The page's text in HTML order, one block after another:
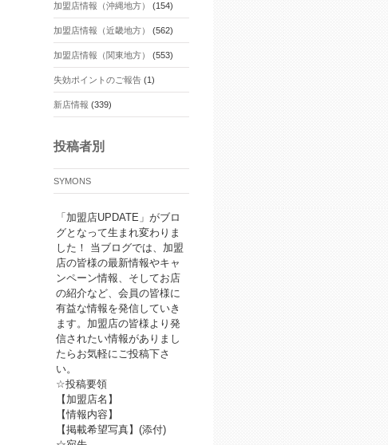
加盟店情報（沖縄地方） (154)
加盟店情報（近畿地方） (562)
加盟店情報（関東地方） (553)
失効ポイントのご報告(1)
新店情報 (339)
投稿者別
SYMONS
「加盟店UPDATE」がブロ
グとなって生まれ変わりま
した！ 当ブログでは、加盟
店の皆様の最新情報やキャ
ンペーン情報、そしてお店
の紹介など、会員の皆様に
有益な情報を発信していき
ます。加盟店の皆様より発
信されたい情報がありまし
たらお気軽にご投稿下さ
い。
☆投稿要領
【加盟店名】
【情報内容】
【掲載希望写真】(添付)